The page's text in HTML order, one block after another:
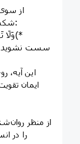
شکست و خودکم‌بینی برحذر می‌دارد و می‌فرماید:
*﴿وَلَا تَهِنُوا وَلَا تَحْزَنُوا وَأَنْتُمُ الْأَعْلَوْنَ إِنْ كُنْتُمْ مُؤْمِنِينَ﴾*
این آیه،
ایمان
را در